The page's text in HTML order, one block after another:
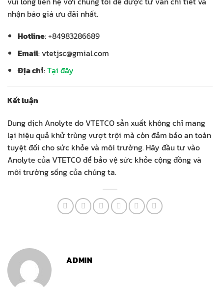
nhận báo giá ưu đãi nhất.
Hotline: +84983286689
Email: vtetjsc@gmial.com
Địa chỉ:Tại đây
Kết luận
Dung dịch Anolyte do VTETCO sản xuất không chỉ mang
lại hiệu quả khử trùng vượt trội mà còn đảm bảo an toàn
tuyệt đối cho sức khỏe và môi trường. Hãy đầu tư vào
Anolyte của VTETCO để bảo vệ sức khỏe cộng đồng và
môi trường sống của chúng ta.
ADMIN